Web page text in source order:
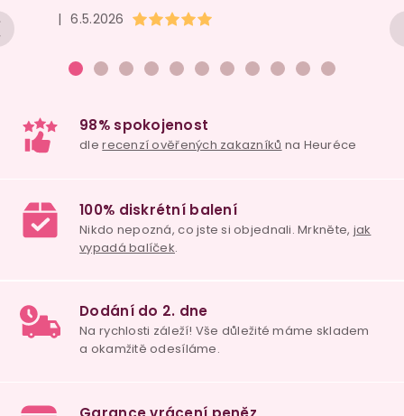
Hodnocení obchodu je 5 z 5 hvězdiček.
| 6.5.2026